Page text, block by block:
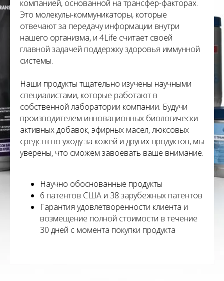
компанией, основанной на трансфер-факторах.
Это молекулы-коммуникаторы, которые
отвечают за передачу информации внутри
нашего организма, и 4Life считает своей
главной задачей поддержку здоровья иммунной
системы.
Наши продукты тщательно изучены научными
специалистами, которые работают в
собственной лаборатории компании. Будучи
производителем инновационных биологически
активных добавок, эфирных масел, люксовых
средств по уходу за кожей и других продуктов, мы
уверены, что сможем завоевать ваше внимание.
Научно обоснованные продукты
6 патентов США и 38 зарубежных патентов
Гарантия удовлетворенности клиента и
возмещение полной стоимости в течение
30 дней с момента покупки продукта